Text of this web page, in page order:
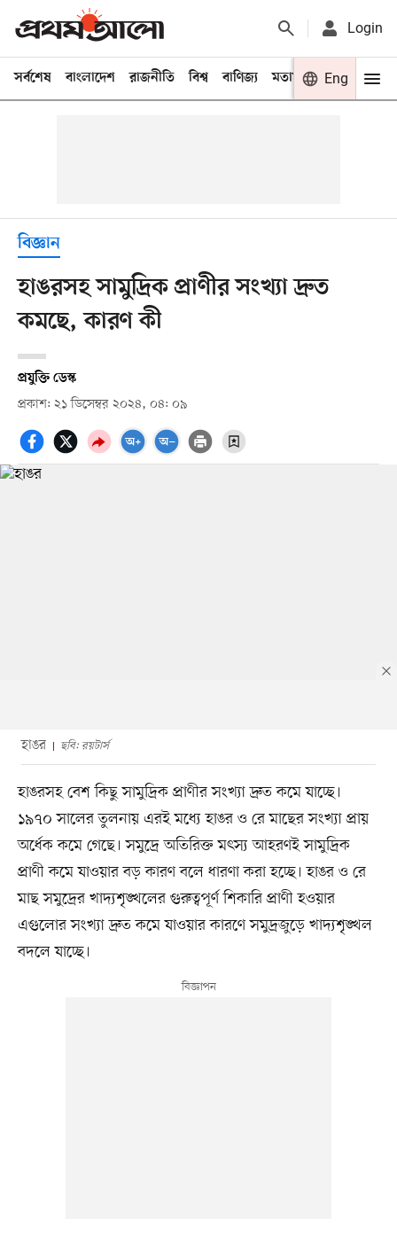
Login
সর্বশেষ বাংলাদেশ রাজনীতি বিশ্ব বাণিজ্য মতামত খেলা
Eng
বিজ্ঞান
হাঙরসহ সামুদ্রিক প্রাণীর সংখ্যা দ্রুত
কমছে, কারণ কী
প্রযুক্তি ডেস্ক
প্রকাশ: ২১ ডিসেম্বর ২০২৪, ০৪: ০৯
হাঙর ছবি: রয়টার্স
হাঙরসহ বেশ কিছু সামুদ্রিক প্রাণীর সংখ্যা দ্রুত কমে যাচ্ছে।
১৯৭০ সালের তুলনায় এরই মধ্যে হাঙর ও রে মাছের সংখ্যা প্রায়
অর্ধেক কমে গেছে। সমুদ্রে অতিরিক্ত মৎস্য আহরণই সামুদ্রিক
প্রাণী কমে যাওয়ার বড় কারণ বলে ধারণা করা হচ্ছে। হাঙর ও রে
মাছ সমুদ্রের খাদ্যশৃঙ্খলের গুরুত্বপূর্ণ শিকারি প্রাণী হওয়ার
এগুলোর সংখ্যা দ্রুত কমে যাওয়ার কারণে সমুদ্রজুড়ে খাদ্যশৃঙ্খল
বদলে যাচ্ছে।